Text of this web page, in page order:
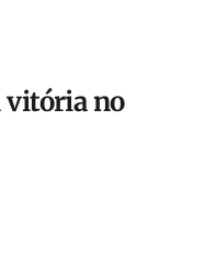
vitória no